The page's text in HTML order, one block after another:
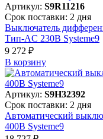
Артикул: S9R11216
Срок поставки: 2 дня
Выключатель
Тип-AC 230В Systeme9
9 272 ₽
В корзинy
Артикул: S9H32392
Срок поставки: 2 дня
Автоматический
400В Systeme9